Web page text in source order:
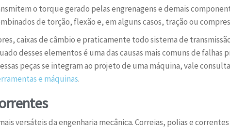
o torque gerado pelas engrenagens e demais
de torção, flexão e, em alguns casos, tração ou
caixas de câmbio e praticamente todo sistema de
desses elementos é uma das causas mais comuns de falhas
peças se integram ao projeto de uma máquina, vale
e máquinas.
versáteis da engenharia mecânica. Correias, polias e